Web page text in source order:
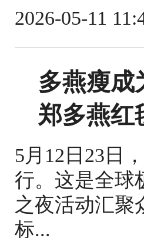
2026-05-11
多燕瘦成
郑多燕红
5月12日23日
行。这是全球
之夜活动汇聚
标...